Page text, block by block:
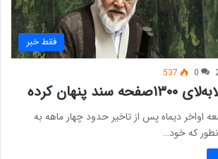
فقط خبر
0
537
پنهان کرده
اواخر دیماه پس از تاخیر حدود چهار ماهه به
که خود…